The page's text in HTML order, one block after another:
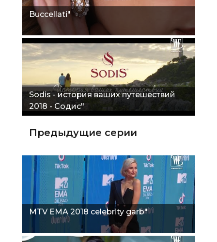
Buccellati"
Sodis - история ваших путешествий
2018 - Содис"
Предыдущие серии
MTV EMA 2018 celebrity garb"